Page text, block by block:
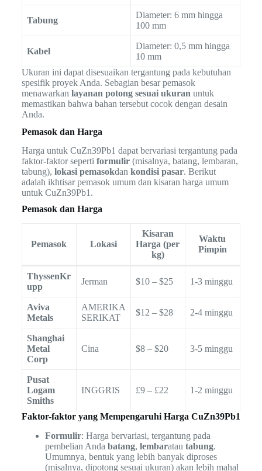
Tabung
Diameter: 6 mm hingga
100 mm
Kabel
Diameter: 0,5 mm hingga
10 mm
Ukuran ini dapat disesuaikan tergantung pada kebutuhan
spesifik proyek Anda. Sebagian besar pemasok
menawarkan layanan potong sesuai ukuran untuk
memastikan bahwa bahan tersebut cocok dengan desain
Anda.
Pemasok dan Harga
Harga untuk CuZn39Pb1 dapat bervariasi tergantung pada
faktor-faktor seperti formulir(misalnya, batang, lembaran,
tabung), lokasi pemasokdan kondisi pasar. Berikut
adalah ikhtisar pemasok umum dan kisaran harga umum
untuk CuZn39Pb1.
Pemasok dan Harga
Pemasok Lokasi
Kisaran
Harga (per
kg)
Waktu
Pimpin
ThyssenKr
upp
Jerman $10 – $25 1-3 minggu
Aviva
Metals
AMERIKA
SERIKAT
$12 – $28 2-4 minggu
Shanghai
Metal
Corp
Cina $8 – $20 3-5 minggu
Pusat
Logam
Smiths
INGGRIS £9 – £22 1-2 minggu
Faktor-faktor yang Mempengaruhi Harga CuZn39Pb1
Formulir: Harga bervariasi, tergantung pada
pembelian Anda batang, lembaratau tabung.
Umumnya, bentuk yang lebih banyak diproses
(misalnya, dipotong sesuai ukuran) akan lebih mahal